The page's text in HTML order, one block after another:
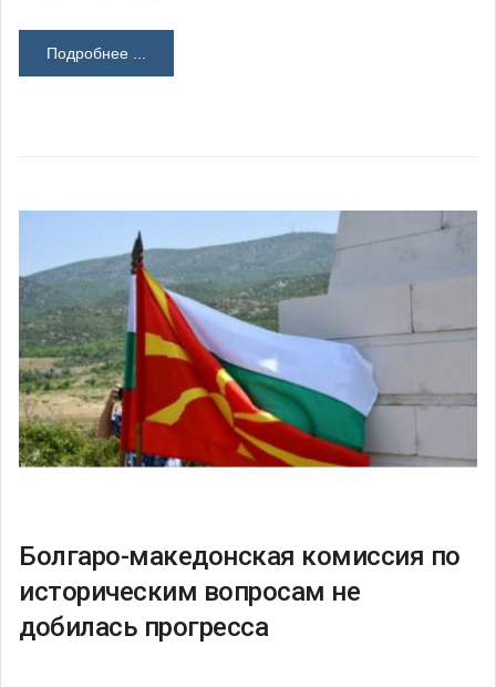
Подробнее ...
Болгаро-македонская комиссия по
историческим вопросам не
добилась прогресса